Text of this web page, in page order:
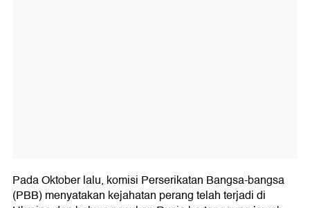
Pada Oktober lalu, komisi Perserikatan Bangsa-bangsa
(PBB) menyatakan kejahatan perang telah terjadi di